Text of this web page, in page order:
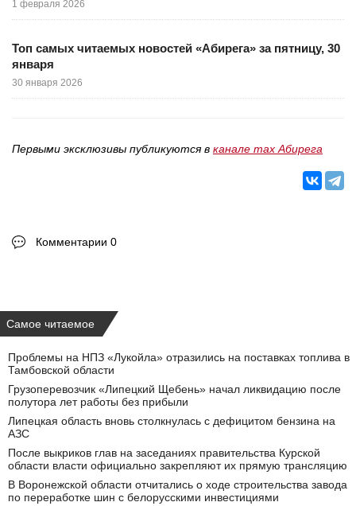
1 февраля 2026
Топ самых читаемых новостей «Абирега» за пятницу, 30
января
30 января 2026
Первыми эксклюзивы публикуются в канале max Абирега
Комментарии 0
Самое читаемое
Проблемы на НПЗ «Лукойла» отразились на поставках топлива в
Тамбовской области
Грузоперевозчик «Липецкий Щебень» начал ликвидацию после
полутора лет работы без прибыли
Липецкая область вновь столкнулась с дефицитом бензина на
АЗС
После выкриков глав на заседаниях правительства Курской
области власти официально закрепляют их прямую трансляцию
В Воронежской области отчитались о ходе строительства завода
по переработке шин с белорусскими инвестициями